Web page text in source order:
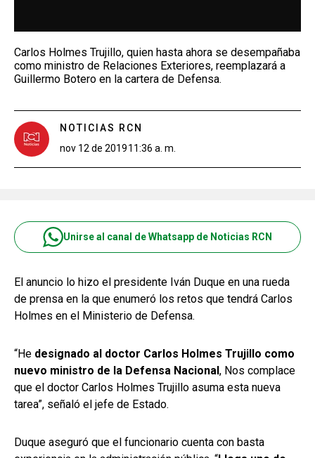
Carlos Holmes Trujillo, quien hasta ahora se desempañaba
como ministro de Relaciones Exteriores, reemplazará a
Guillermo Botero en la cartera de Defensa.
NOTICIAS RCN
nov 12 de 201911:36 a. m.
Unirse al canal de Whatsapp de Noticias RCN
El anuncio lo hizo el presidente Iván Duque en una rueda
de prensa en la que enumeró los retos que tendrá Carlos
Holmes en el Ministerio de Defensa.
“He designado al doctor Carlos Holmes Trujillo como
nuevo ministro de la Defensa Nacional, Nos complace
que el doctor Carlos Holmes Trujillo asuma esta nueva
tarea”, señaló el jefe de Estado.
Duque aseguró que el funcionario cuenta con basta